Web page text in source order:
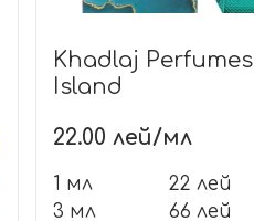
Khadlaj Perfumes
Island
22.00 лей/мл
1 мл 22 лей
3 мл
66 лей